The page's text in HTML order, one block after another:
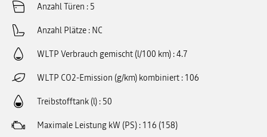
Anzahl Türen 5
Anzahl Plätze NC
WLTP Verbrauch gemischt (l/100 km) 4.7
WLTP CO2-Emission (g/km) kombiniert 106
Treibstofftank (l) 50
Maximale Leistung kW (PS) 116 (158)